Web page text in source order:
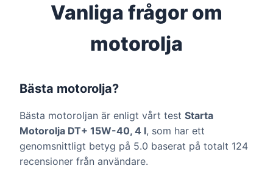
Vanliga frågor om
motorolja
Bästa motorolja?
Bästa motoroljan är enligt vårt test Starta
Motorolja DT+ 15W-40, 4 l, som har ett
genomsnittligt betyg på 5.0 baserat på totalt 124
recensioner från användare.